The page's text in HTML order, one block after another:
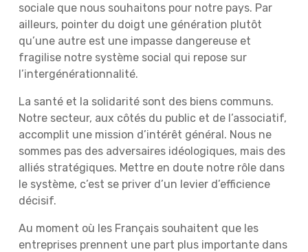
sociale que nous souhaitons pour notre pays. Par
ailleurs, pointer du doigt une génération plutôt
qu’une autre est une impasse dangereuse et
fragilise notre système social qui repose sur
l’intergénérationnalité.
La santé et la solidarité sont des biens communs.
Notre secteur, aux côtés du public et de l’associatif,
accomplit une mission d’intérêt général. Nous ne
sommes pas des adversaires idéologiques, mais des
alliés stratégiques. Mettre en doute notre rôle dans
le système, c’est se priver d’un levier d’efficience
décisif.
Au moment où les Français souhaitent que les
entreprises prennent une part plus importante dans